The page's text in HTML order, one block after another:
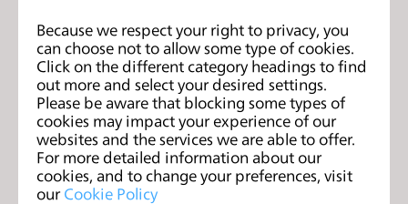
Because we respect your right to privacy, you
can choose not to allow some type of cookies.
Click on the different category headings to find
out more and select your desired settings.
Please be aware that blocking some types of
cookies may impact your experience of our
websites and the services we are able to offer.
For more detailed information about our
cookies, and to change your preferences, visit
our Cookie Policy